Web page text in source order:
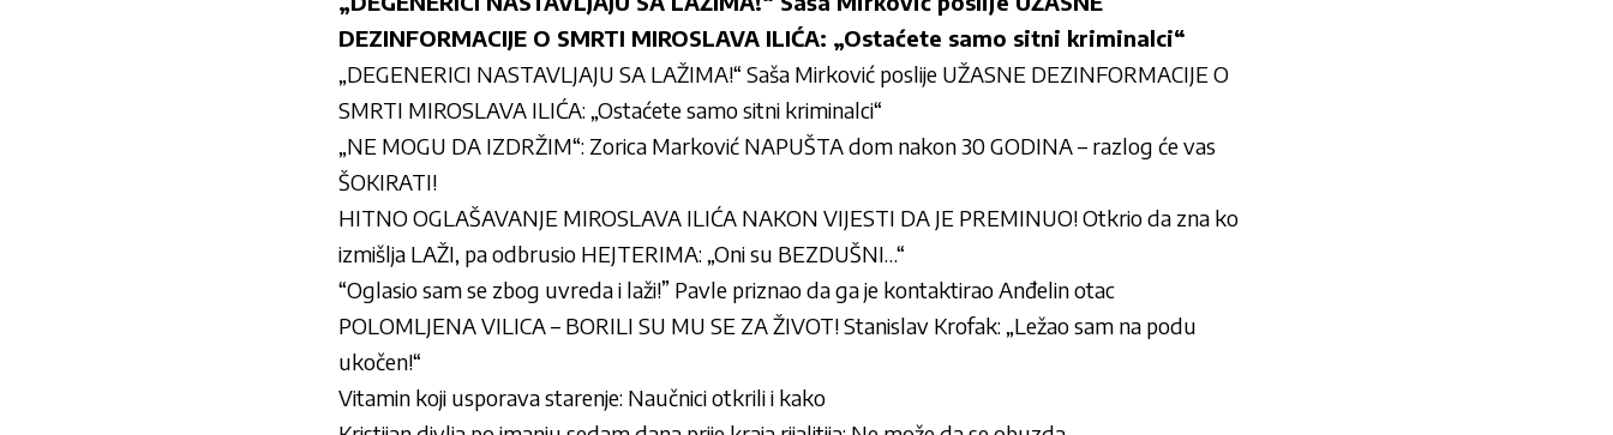
DEZINFORMACIJE O SMRTI MIROSLAVA ILIĆA: „Ostaćete samo sitni kriminalci“
„DEGENERICI NASTAVLJAJU SA LAŽIMA!“ Saša Mirković poslije UŽASNE DEZINFORMACIJE O
SMRTI MIROSLAVA ILIĆA: „Ostaćete samo sitni kriminalci“
„NE MOGU DA IZDRŽIM“: Zorica Marković NAPUŠTA dom nakon 30 GODINA – razlog će vas
ŠOKIRATI!
HITNO OGLAŠAVANJE MIROSLAVA ILIĆA NAKON VIJESTI DA JE PREMINUO! Otkrio da zna ko
izmišlja LAŽI, pa odbrusio HEJTERIMA: „Oni su BEZDUŠNI…“
“Oglasio sam se zbog uvreda i laži!” Pavle priznao da ga je kontaktirao Anđelin otac
POLOMLJENA VILICA – BORILI SU MU SE ZA ŽIVOT! Stanislav Krofak: „Ležao sam na podu
ukočen!“
Vitamin koji usporava starenje: Naučnici otkrili i kako